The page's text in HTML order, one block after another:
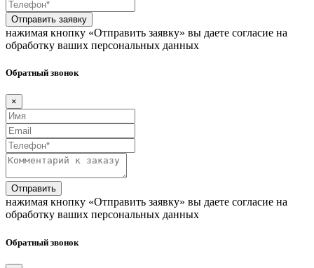
Отправить заявку
нажимая кнопку «Отправить заявку» вы даете согласие на
обработку ваших персональных данных
Обратный звонок
×
Отправить
нажимая кнопку «Отправить заявку» вы даете согласие на
обработку ваших персональных данных
Обратный звонок